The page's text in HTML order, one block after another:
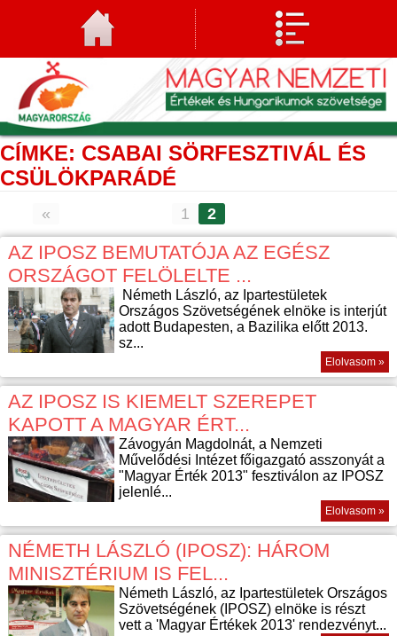
CÍMKE: CSABAI SÖRFESZTIVÁL ÉS
CSÜLÖKPARÁDÉ
« 1 2
AZ IPOSZ BEMUTATÓJA AZ EGÉSZ
ORSZÁGOT FELÖLELTE ...
Németh László, az Ipartestületek
Országos Szövetségének elnöke is interjút
adott Budapesten, a Bazilika előtt 2013.
sz...
Elolvasom »
AZ IPOSZ IS KIEMELT SZEREPET
KAPOTT A MAGYAR ÉRT...
Závogyán Magdolnát, a Nemzeti
Művelődési Intézet főigazgató asszonyát a
"Magyar Érték 2013" fesztiválon az IPOSZ
jelenlé...
Elolvasom »
NÉMETH LÁSZLÓ (IPOSZ): HÁROM
MINISZTÉRIUM IS FEL...
Németh László, az Ipartestületek Országos
Szövetségének (IPOSZ) elnöke is részt
vett a 'Magyar Értékek 2013' rendezvényt...